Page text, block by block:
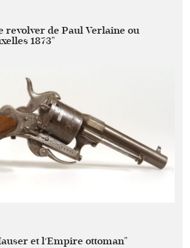
revolver de Paul Verlaine ou
1873"
et l’Empire ottoman"